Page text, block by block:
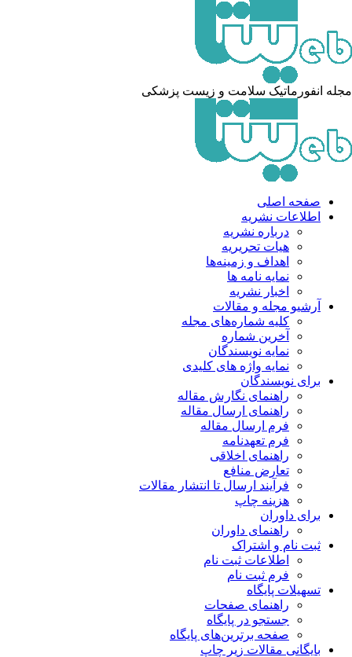
انفورماتیک سلامت و زیست پزشکی
صفحه اصلی
اطلاعات نشریه
درباره نشریه
هیات تحریریه
اهداف و زمینه‌ها
نمایه نامه ها
اخبار نشریه
آرشیو مجله و مقالات
کلیه شماره‌های مجله
آخرین شماره
نمایه نویسندگان
نمایه واژه های کلیدی
برای نویسندگان
راهنمای نگارش مقاله
راهنمای ارسال مقاله
فرم ارسال مقاله
فرم تعهدنامه
راهنمای اخلاقی
تعارض منافع
فرآیند ارسال تا انتشار مقالات
هزینه چاپ
برای داوران
راهنمای داوران
ثبت نام و اشتراک
اطلاعات ثبت نام
فرم ثبت نام
تسهیلات پایگاه
راهنمای صفحات
جستجو در پایگاه
صفحه برترین‌های پایگاه
بایگانی مقالات زیر چاپ